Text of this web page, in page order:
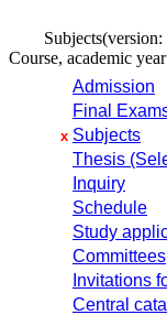
Subjects(version:
Course, academic
Admission
Final
x Subjects
Thesis
Inquiry
Schedule
Study
Committees
Invitations
Central